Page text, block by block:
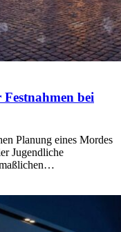
bei
Planung eines Mordes
Jugendliche